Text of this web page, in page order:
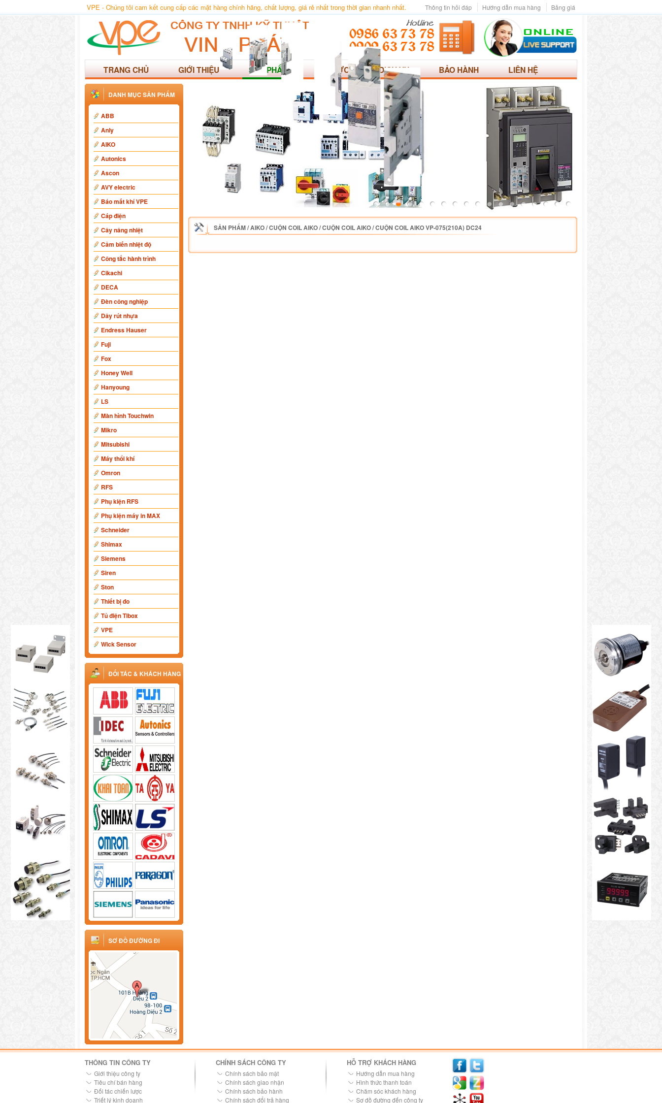
VPE - Chúng tôi cam kết cung cấp các mặt hàng chính hãng, chất lượng, giá rẻ nhất trong thời gian nhanh nhất. Bảng giá
Hướng dẫn mua hàng
Thông tin hỏi đáp
TRANG CHỦ GIỚI THIỆU SẢN PHẨM TIN TỨC DỊCH VỤ BẢO HÀNH LIÊN HỆ
DANH MỤC SẢN PHẨM
ABB
Anly
AIKO
Autonics
Ascon
AVY electric
Báo mất khí VPE
Cáp điện
Cây nâng nhiệt
Cảm biến nhiệt độ
Công tắc hành trình
Cikachi
DECA
Đèn công nghiệp
Dây rút nhựa
Endress Hauser
Fuji
Fox
Honey Well
Hanyoung
LS
Màn hình Touchwin
Mikro
Mitsubishi
Máy thổi khí
Omron
RFS
Phụ kiện RFS
Phụ kiện máy in MAX
Schneider
Shimax
Siemens
Siren
Ston
Thiết bị đo
Tủ điện Tibox
VPE
Wick Sensor
ĐỐI TÁC & KHÁCH HÀNG
SƠ ĐỒ ĐƯỜNG ĐI
SẢN PHẨM/AIKO/CUỘN COIL AIKO/CUỘN COIL AIKO/CUỘN COIL AIKO VP-075(210A) DC24
THÔNG TIN CÔNG TY
Giới thiệu công ty
Tiêu chí bán hàng
Đối tác chiến lược
Triết lý kinh doanh
CHÍNH SÁCH CÔNG TY
Chính sách bảo mật
Chính sách giao nhận
Chính sách bảo hành
Chính sách đổi trả hàng
HỖ TRỢ KHÁCH HÀNG
Hướng dẫn mua hàng
Hình thức thanh toán
Chăm sóc khách hàng
Sơ đồ đường đến công ty